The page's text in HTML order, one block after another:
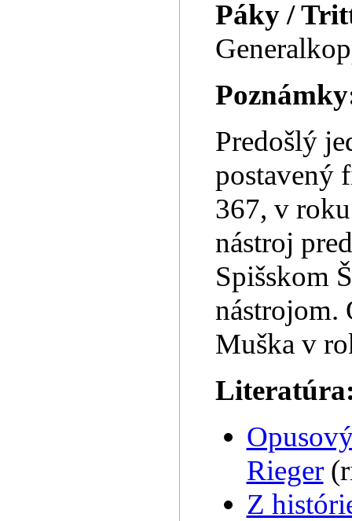
Páky /
Predošlý
postavený
367, v
nástroj
Spišskom
nástrojom.
Muška v
Rieger
Z